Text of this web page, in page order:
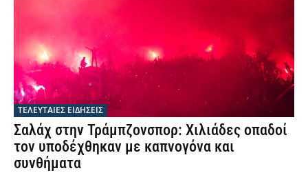
ΤΕΛΕΥΤΑΙΕΣ ΕΙΔΗΣΕΙΣ
Σαλάχ στην Τράμπζονσπορ: Χιλιάδες οπαδοί
τον υποδέχθηκαν με καπνογόνα και
συνθήματα